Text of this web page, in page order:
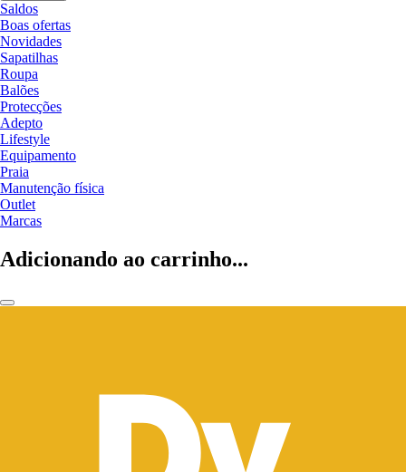
Saldos
Boas ofertas
Novidades
Sapatilhas
Roupa
Balões
Protecções
Adepto
Lifestyle
Equipamento
Praia
Manutenção física
Outlet
Marcas
Adicionando ao carrinho...